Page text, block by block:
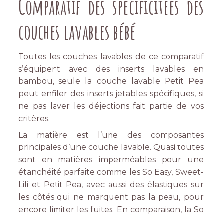
Comparatif des spécificitées des
couches lavables bébé
Toutes les couches lavables de ce comparatif
s’équipent avec des inserts lavables en
bambou, seule la couche lavable Petit Pea
peut enfiler des inserts jetables spécifiques, si
ne pas laver les déjections fait partie de vos
critères.
La matière est l’une des composantes
principales d’une couche lavable. Quasi toutes
sont en matières imperméables pour une
étanchéité parfaite comme les So Easy, Sweet-
Lili et Petit Pea, avec aussi des élastiques sur
les côtés qui ne marquent pas la peau, pour
encore limiter les fuites. En comparaison, la So